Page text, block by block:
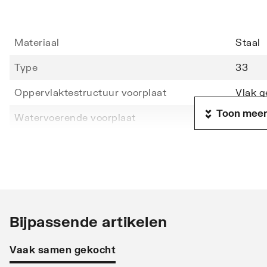
Materiaal Staal
Type 33
Oppervlaktestructuur voorplaat Vlak
Watervoerende voorplaat Nee
Warmteafgifte EN 442 20°C - 55/45
Toon meer
Bijpassende artikelen
Vaak samen gekocht